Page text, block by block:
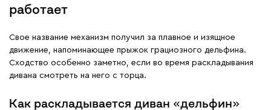
работает
Свое название механизм получил за плавное и изящное
движение, напоминающее прыжок грациозного дельфина.
Сходство особенно заметно, если во время раскладывания
дивана смотреть на него с торца.
Как раскладывается диван «дельфин»